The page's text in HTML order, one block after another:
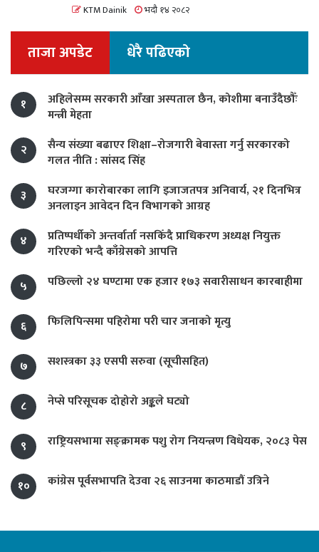
KTM Dainik भदौ १४ २०८२
ताजा अपडेट धेरै पढिएको
१
अहिलेसम्म सरकारी आँखा अस्पताल छैन, कोशीमा बनाउँदैछौँः
मन्त्री मेहता
२
सैन्य संख्या बढाएर शिक्षा–रोजगारी बेवास्ता गर्नु सरकारको
गलत नीति : सांसद सिंह
३
घरजग्गा कारोबारका लागि इजाजतपत्र अनिवार्य, २१ दिनभित्र
अनलाइन आवेदन दिन विभागको आग्रह
४
प्रतिष्पर्धीको अन्तर्वार्ता नसकिँदै प्राधिकरण अध्यक्ष नियुक्त
गरिएको भन्दै काँग्रेसको आपत्ति
५
पछिल्लो २४ घण्टामा एक हजार १७३ सवारीसाधन कारबाहीमा
६ फिलिपिन्समा पहिरोमा परी चार जनाको मृत्यु
७ सशस्त्रका ३३ एसपी सरुवा (सूचीसहित)
८ नेप्से परिसूचक दोहोरो अङ्कले घट्यो
९ राष्ट्रियसभामा सङ्क्रामक पशु रोग नियन्त्रण विधेयक, २०८३ पेस
१० कांग्रेस पूर्वसभापति देउवा २६ साउनमा काठमाडौं उत्रिने